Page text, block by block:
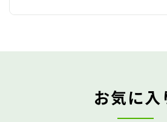
お気に入